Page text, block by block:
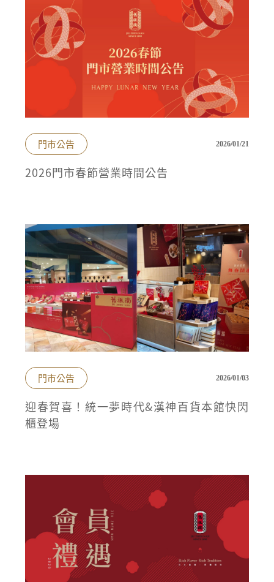
門市公告 2026/01/21
2026門市春節營業時間公告
門市公告 2026/01/03
迎春賀喜！統一夢時代&漢神百貨本館快閃
櫃登場